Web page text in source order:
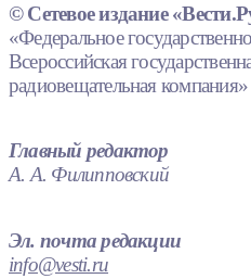
© Сетевое издание
«Федеральное
Всероссийская
радиовещательная
Главный редактор
А. А. Филипповский
Эл. почта редакции
info@vesti.ru